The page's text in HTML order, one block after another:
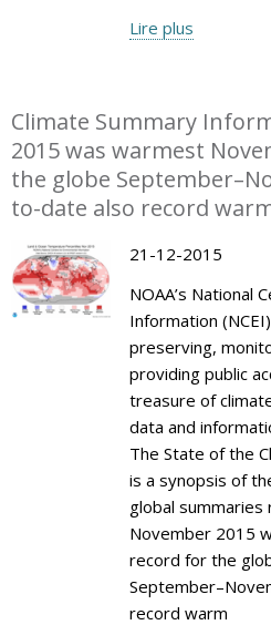
Lire plus
Climate Summary
2015 was warmest
the globe
to-date also record
21-12-2015
NOAA’s National
Information
preserving,
providing public
treasure of
data and
The State of the
is a synopsis of
global summaries
November 2015
record for the
record warm